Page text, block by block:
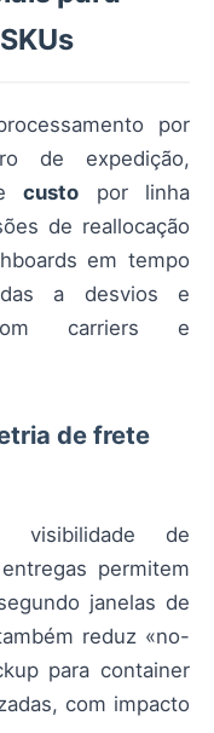
por
de expedição,
custo por linha
de reallocação
em tempo
a desvios e
carriers e
de frete
visibilidade de
permitem
janelas de
reduz «no-
para container
com impacto